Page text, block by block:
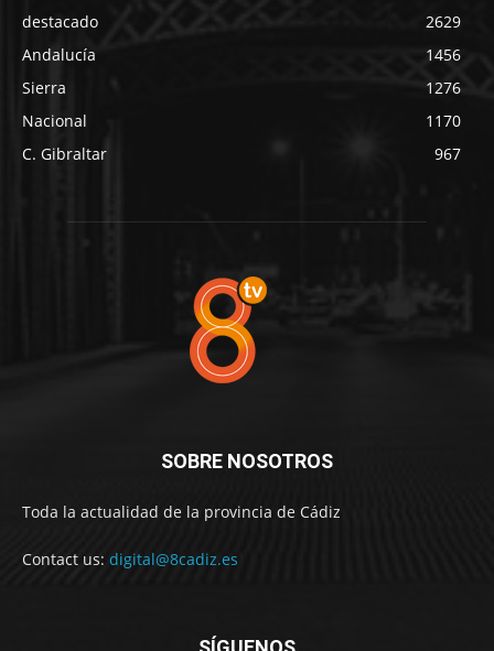
destacado
2629
Andalucía
1456
Sierra
1276
Nacional
1170
C. Gibraltar
967
SOBRE NOSOTROS
Toda la actualidad de la provincia de Cádiz
Contact us: digital@8cadiz.es